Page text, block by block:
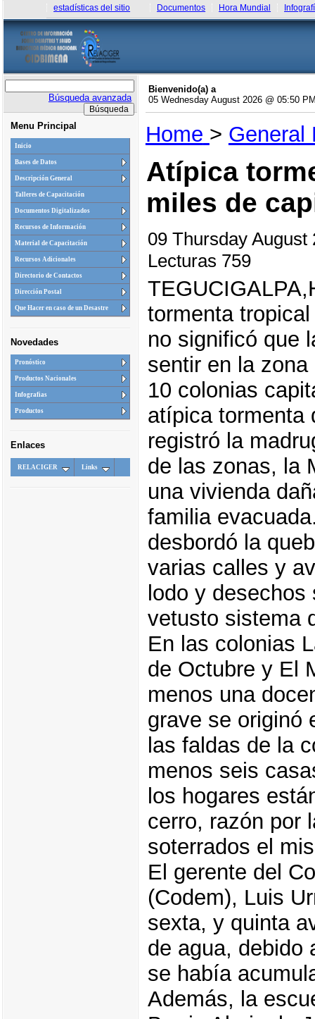
estadísticas del sitio Documentos Hora Mundial
Búsqueda avanzada
Menu Principal
Inicio
Bases de Datos
Descripción General
Talleres de Capacitación
Documentos Digitalizados
Recursos de Información
Material de Capacitación
Recursos Adicionales
Directorio de Contactos
Dirección Postal
Que Hacer en caso de un Desastre
Novedades
Pronóstico
Productos Nacionales
Infografias
Productos
Enlaces
RELACIGER Links
Bienvenido(a) a
05 Wednesday August 2026 @ 05:50
Home > General
Atípica
miles de
09 Thursday
Lecturas 759
tormenta
no significó que
sentir en la
10 colonias
atípica tormenta
registró la
de las zonas, la
una vivienda
familia
desbordó la
varias calles y
lodo y desechos
vetusto sistema
En las colonias
de Octubre y El
menos una
grave se originó
las faldas de la
menos seis
los hogares
cerro, razón por
soterrados el
El gerente del
(Codem), Luis
sexta, y quinta
de agua, debido
se había
Además, la